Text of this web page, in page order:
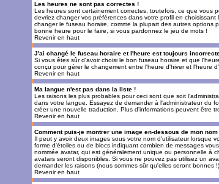
Les heures ne sont pas correctes !
Les heures sont certainement correctes, toutefois, ce que vous
devriez changer vos préférences dans votre profil en
changer le fuseau horaire, comme la plupart des autres options
bonne heure pour le faire, si vous pardonnez le jeu de mots !
Revenir en haut
J'ai changé le fuseau horaire et l'heure est toujours
Si vous êtes sûr d'avoir choisi le bon fuseau horaire et que
conçu pour gérer le changement entre l'heure d'hiver et l'heure
Revenir en haut
Ma langue n'est pas dans la liste !
Les raisons les plus probables pour ceci sont que soit
dans votre langue. Essayez de demander à l'administrateur du
créer une nouvelle traduction. Plus d'informations peuvent être
Revenir en haut
Comment puis-je montrer une image en-dessous de mon
Il peut y avoir deux images sous votre nom d'utilisateur lorsque
forme d'étoiles ou de blocs indiquant combien de messages
nommée avatar, qui est généralement unique ou personnelle à
avatars seront disponibles. Si vous ne pouvez pas utilisez un
demander les raisons (nous sommes sûr qu'elles seront bonnes !).
Revenir en haut